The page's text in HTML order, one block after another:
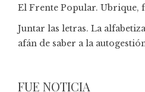
El Frente Popular. Ubrique,
Juntar las letras. La
afán de saber a la
FUE NOTICIA